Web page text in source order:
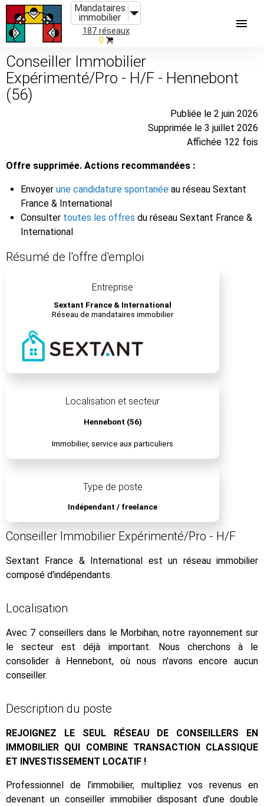
Mandataires
immobilier
187 réseaux
0
Conseiller Immobilier
Expérimenté/Pro - H/F - Hennebont
(56)
Publiée le 2 juin 2026
Supprimée le 3 juillet 2026
Affichée 122 fois
Offre supprimée. Actions recommandées :
Envoyer une candidature spontanée au réseau Sextant
France & International
Consulter toutes les offres du réseau Sextant France &
International
Résumé de l'offre d'emploi
Entreprise
Sextant France & International
Réseau de mandataires immobilier
Localisation et secteur
Hennebont (56)
Immobilier, service aux particuliers
Type de poste
Indépendant / freelance
Conseiller Immobilier Expérimenté/Pro - H/F
Sextant France & International est un réseau immobilier
composé d'indépendants.
Localisation
Avec 7 conseillers dans le Morbihan, notre rayonnement sur
le secteur est déjà important. Nous cherchons à le
consolider à Hennebont, où nous n'avons encore aucun
conseiller.
Description du poste
REJOIGNEZ LE SEUL RÉSEAU DE CONSEILLERS EN
IMMOBILIER QUI COMBINE TRANSACTION CLASSIQUE
ET INVESTISSEMENT LOCATIF !
Professionnel de l’immobilier, multipliez vos revenus en
devenant un conseiller immobilier disposant d’une double